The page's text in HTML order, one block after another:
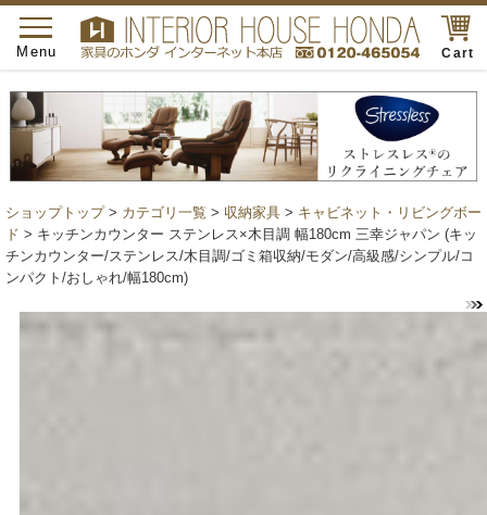
Cart
toggle
navigation
Menu
ショップトップ> カテゴリ一覧 > 収納家具 > キャビネット・リビングボー
ド > キッチンカウンター ステンレス×木目調 幅180cm 三幸ジャパン (キッ
チンカウンター/ステンレス/木目調/ゴミ箱収納/モダン/高級感/シンプル/コ
ンパクト/おしゃれ/幅180cm)